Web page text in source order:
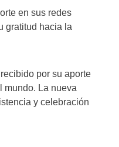
en sus redes
gratitud hacia la
por su aporte
mundo. La nueva
y celebración